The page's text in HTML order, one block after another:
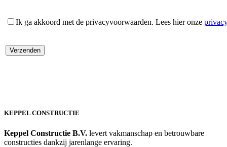
Ik ga akkoord met de privacyvoorwaarden. Lees hier onze
KEPPEL CONSTRUCTIE
Keppel Constructie B.V. levert vakmanschap en betrouwbare
constructies dankzij jarenlange ervaring.